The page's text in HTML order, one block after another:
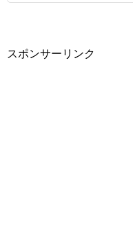
スポンサーリンク